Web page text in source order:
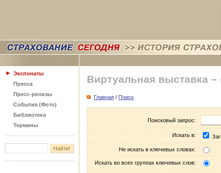
Экспонаты
Пресса
Пресс-релизы
События (Фото)
Библиотека
Термины
Виртуальная выставка –
Главная / Поиск
Поисковый запрос:
Искать в:
Не искать в ключевых словах:
Искать во всех группах ключевых слов: